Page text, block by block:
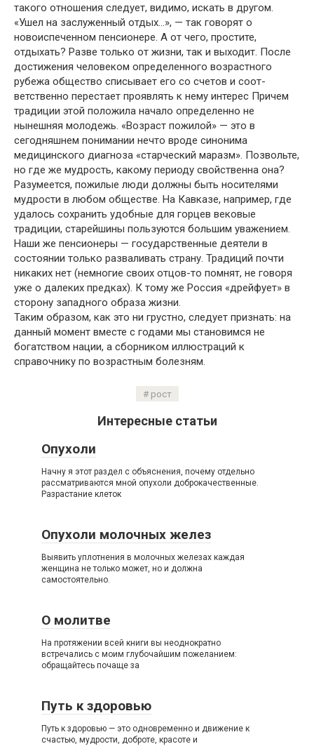
такого отношения следует, видимо, искать в другом.
«Ушел на заслуженный отдых…», — так говорят о
новоиспеченном пенсионере. А от чего, простите,
отдыхать? Разве только от жизни, так и выходит. После
достижения человеком определенного возрастного
рубежа общество списывает его со счетов и соот-
ветственно перестает проявлять к нему интерес Причем
традиции этой положила начало определенно не
нынешняя молодежь. «Возраст пожилой» — это в
сегодняшнем понимании нечто вроде синонима
медицинского диагноза «старческий маразм». Позвольте,
но где же мудрость, какому периоду свойственна она?
Разумеется, пожилые люди должны быть носителями
мудрости в любом обществе. На Кавказе, например, где
удалось сохранить удобные для горцев вековые
традиции, старейшины пользуются большим уважением.
Наши же пенсионеры — государственные деятели в
состоянии только разваливать страну. Традиций почти
никаких нет (немногие своих отцов-то помнят, не говоря
уже о далеких предках). К тому же Россия «дрейфует» в
сторону западного образа жизни.
Таким образом, как это ни грустно, следует признать: на
данный момент вместе с годами мы становимся не
богатством нации, а сборником иллюстраций к
справочнику по возрастным болезням.
рост
Интересные статьи
Опухоли
Начну я этот раздел с объяснения, почему отдельно
рассматриваются мной опухоли доброкачественные.
Разрастание клеток
Опухоли молочных желез
Выявить уплотнения в молочных железах каждая
женщина не только может, но и должна
самостоятельно.
О молитве
На протяжении всей книги вы неоднократно
встречались с моим глубочайшим пожеланием:
обращайтесь почаще за
Путь к здоровью
Путь к здоровью — это одновременно и движение к
счастью, мудрости, доброте, красоте и